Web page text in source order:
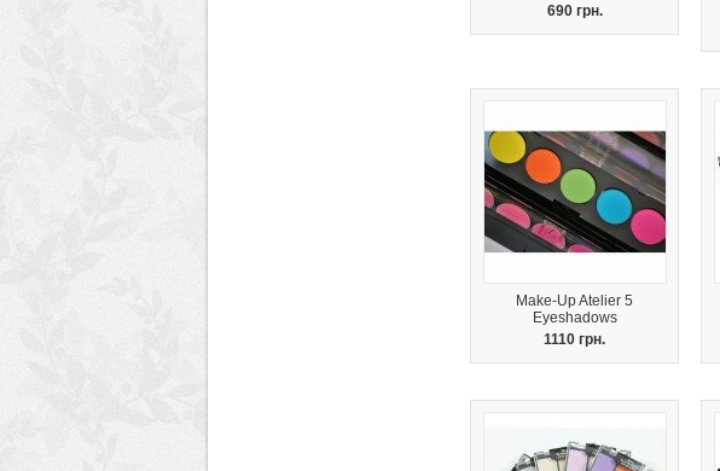
690 грн.
Make-Up Atelier 5
Eyeshadows
1110 грн.